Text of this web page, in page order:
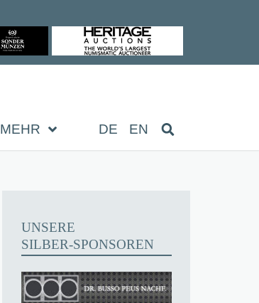
MEHR DE EN
UNSERE
SILBER-SPONSOREN